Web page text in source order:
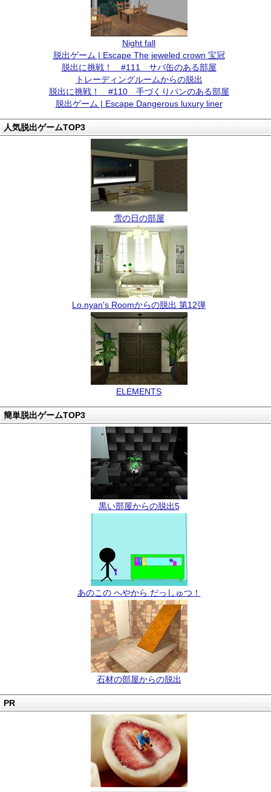
Night fall
脱出ゲーム | Escape The jeweled crown 宝冠
脱出に挑戦！ #111 サバ缶のある部屋
トレーディングルームからの脱出
脱出に挑戦！ #110 手づくりパンのある部屋
脱出ゲーム | Escape Dangerous luxury liner
人気脱出ゲームTOP3
雪の日の部屋
Lo.nyan's Roomからの脱出 第12弾
ELEMENTS
簡単脱出ゲームTOP3
黒い部屋からの脱出5
あのこの へやから だっしゅつ！
石材の部屋からの脱出
PR